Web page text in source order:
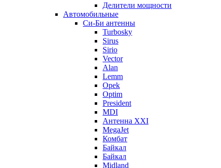
Делители мощности
Автомобильные
Си-Би антенны
Turbosky
Sirus
Sirio
Vector
Alan
Lemm
Opek
Optim
President
MDI
Антенна XXI
MegaJet
Комбат
Байкал
Байкал
Midland